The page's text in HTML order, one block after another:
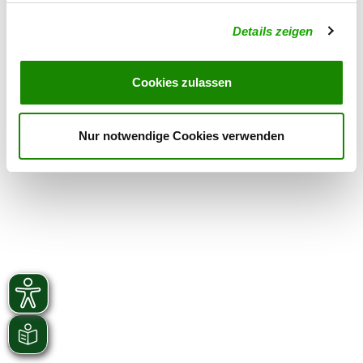
Details zeigen
Cookies zulassen
Nur notwendige Cookies verwenden
Tuesday from 18:00 h